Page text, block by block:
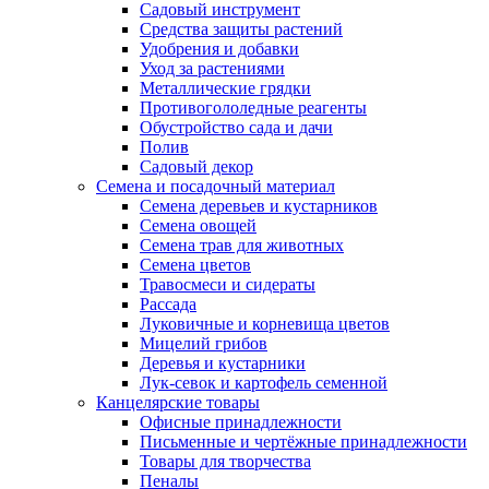
Садовый инструмент
Средства защиты растений
Удобрения и добавки
Уход за растениями
Металлические грядки
Противогололедные реагенты
Обустройство сада и дачи
Полив
Садовый декор
Семена и посадочный материал
Семена деревьев и кустарников
Семена овощей
Семена трав для животных
Семена цветов
Травосмеси и сидераты
Рассада
Луковичные и корневища цветов
Мицелий грибов
Деревья и кустарники
Лук-севок и картофель семенной
Канцелярские товары
Офисные принадлежности
Письменные и чертёжные принадлежности
Товары для творчества
Пеналы